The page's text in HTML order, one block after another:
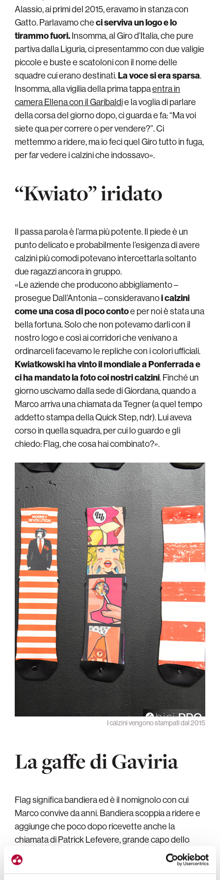
Alassio, ai primi del 2015, eravamo in stanza con
Gatto. Parlavamo checi serviva un logo e lo
tirammo fuori.Insomma, al Giro d’Italia, che pure
partiva dalla Liguria, ci presentammo con due valigie
piccole e buste e scatoloni con il nome delle
squadre cui erano destinati.La voce si era sparsa.
Insomma, alla vigilia della prima tappaentra in
camera Ellena con il Garibaldie la voglia di parlare
della corsa del giorno dopo, ci guarda e fa: “Ma voi
siete qua per correre o per vendere?”. Ci
mettemmo a ridere, ma io feci quel Giro tutto in fuga,
per far vedere i calzini che indossavo».
“Kwiato” iridato
Il passa parola è l’arma più potente. Il piede è un
punto delicato e probabilmente l’esigenza di avere
calzini più comodi potevano intercettarla soltanto
due ragazzi ancora in gruppo.
«Le aziende che producono abbigliamento –
prosegue Dall’Antonia – consideravanoi calzini
come una cosa di poco contoe per noi è stata una
bella fortuna. Solo che non potevamo darli con il
nostro logo e così ai corridori che venivano a
ordinarceli facevamo le repliche con i colori ufficiali.
Kwiatkowski ha vinto il mondiale a Ponferrada e
ci ha mandato la foto coi nostri calzini. Finché un
giorno uscivamo dalla sede di Giordana, quando a
Marco arriva una chiamata da Tegner (a quel tempo
addetto stampa della Quick Step, ndr). Lui aveva
corso in quella squadra, per cui lo guardo e gli
chiedo: Flag, che cosa hai combinato?».
I calzini vengono stampati dal 2015
La gaffe di Gaviria
Flag significa bandiera ed è il nomignolo con cui
Marco convive da anni. Bandiera scoppia a ridere e
aggiunge che poco dopo ricevette anche la
chiamata di Patrick Lefevere, grande capo dello
squadrone belga. C’era di che preoccuparsi…
«Cosa era successo? Che
Gaviria aveva preso la